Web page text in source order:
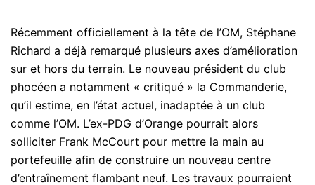
Récemment officiellement à la tête de l’OM, Stéphane
Richard a déjà remarqué plusieurs axes d’amélioration
sur et hors du terrain. Le nouveau président du club
phocéen a notamment « critiqué » la Commanderie,
qu’il estime, en l’état actuel, inadaptée à un club
comme l’OM. L’ex-PDG d’Orange pourrait alors
solliciter Frank McCourt pour mettre la main au
portefeuille afin de construire un nouveau centre
d’entraînement flambant neuf. Les travaux pourraient